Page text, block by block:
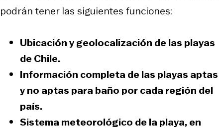
podrán tener las siguientes funciones:
Ubicación y geolocalización de las playas
de Chile.
Información completa de las playas aptas
y no aptas para baño por cada región del
país.
Sistema meteorológico de la playa, en